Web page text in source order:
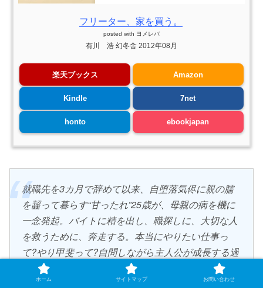
フリーター、家を買う。
posted with ヨメレバ
有川 浩 幻冬舎 2012年08月
楽天ブックス Amazon
Kindle 7net
honto ebookjapan
就職先を3カ月で辞めて以来、自堕落気侭に親の臑
を齧って暮らす“甘ったれ”25歳が、母親の病を機に
一念発起。バイトに精を出し、職探しに、大切な人
を救うために、奔走する。本当にやりたい仕事っ
て?やり甲斐って?自問しながら主人公が成長する過
程と、壊れかけた家族の再生を描く、愛と勇気と希
望が結晶となったベストセラー長篇小説。
ホーム サイトマップ お問い合わせ